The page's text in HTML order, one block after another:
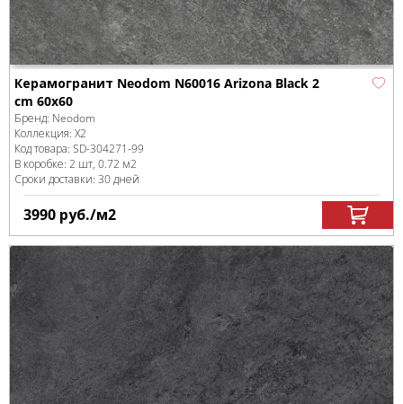
Керамогранит Neodom N60016 Arizona Black 2
cm 60x60
Бренд: Neodom
Коллекция: X2
Код товара: SD-304271-99
В коробке: 2 шт, 0.72 м2
Сроки доставки: 30 дней
3990 руб./м2